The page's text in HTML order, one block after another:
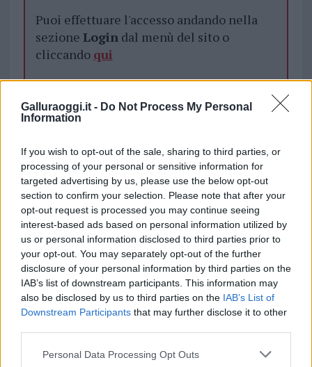
Galluraoggi.it - Do Not Process My Personal
Information
If you wish to opt-out of the sale, sharing to third parties, or
processing of your personal or sensitive information for
targeted advertising by us, please use the below opt-out
section to confirm your selection. Please note that after your
opt-out request is processed you may continue seeing
interest-based ads based on personal information utilized by
us or personal information disclosed to third parties prior to
your opt-out. You may separately opt-out of the further
disclosure of your personal information by third parties on the
IAB’s list of downstream participants. This information may
also be disclosed by us to third parties on the IAB’s List of
Downstream Participants that may further disclose it to other
Please note that this website/app uses one or more Google
Personal Data Processing Opt Outs
Puoi effettuare l'accesso andando nella
sezione Logindal menù del sito o
cliccando qui
TEMI: Porto Pollo Pulizia Spiagge
i tuoi video e le tue foto
Su WhatsApp al numero +39
345 356 7512
Notizie in tempo reale?
Entra nel canale telegram di
GalluraOggi.it